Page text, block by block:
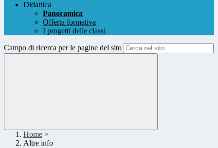
Didattica
Panoramica
Offerta formativa
I progetti delle classi
Campo di ricerca per le pagine del sito
Home >
Altre info